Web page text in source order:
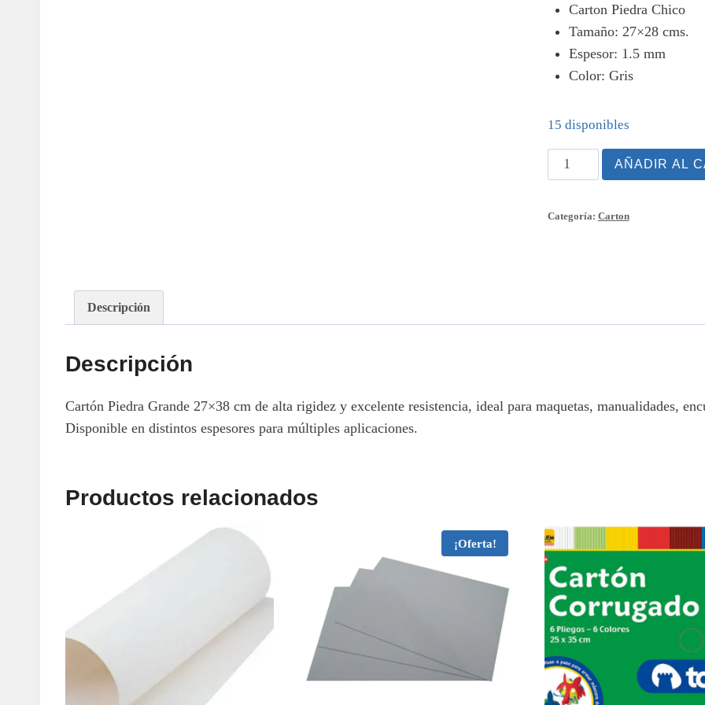
Carton Piedra Chico
Tamaño: 27×28 cms.
Espesor: 1.5 mm
Color: Gris
15 disponibles
Carton
Piedra
27x38
AÑADIR AL
Categoría: Carton
Descripción
Descripción
Cartón Piedra Grande 27×38 cm de alta rigidez y excelente resistencia, ideal para maquetas, manualidades,
Disponible en distintos espesores para múltiples aplicaciones.
Productos relacionados
¡Oferta!